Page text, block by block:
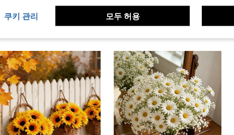
3,346원
쿠키 관리 모두 허용